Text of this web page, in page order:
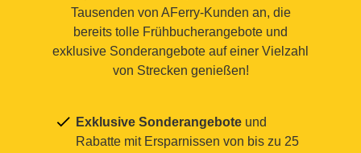
Tausenden von AFerry-Kunden an, die
bereits tolle Frühbucherangebote und
exklusive Sonderangebote auf einer Vielzahl
von Strecken genießen!
Exklusive Sonderangebote und
Rabatte mit Ersparnissen von bis zu 25